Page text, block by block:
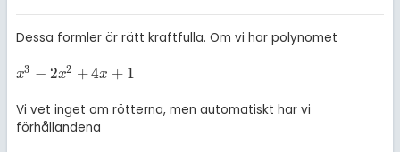
Dessa formler är rätt kraftfulla. Om vi har polynomet
x3 − 2x2 +4x + 1
x3- 2x 2+4 x+1
Vi vet inget om rötterna, men automatiskt har vi
förhållandena